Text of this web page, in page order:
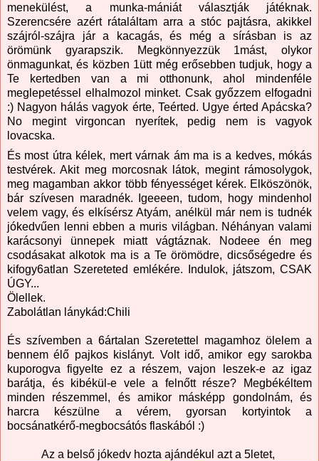
menekülést, a munka-mániát választják játéknak.
Szerencsére azért rátaláltam arra a stóc pajtásra, akikkel
szájról-szájra jár a kacagás, és még a sírásban is az
örömünk gyarapszik. Megkönnyezzük 1mást, olykor
önmagunkat, és közben 1ütt még erősebben tudjuk, hogy a
Te kertedben van a mi otthonunk, ahol mindenféle
meglepetéssel elhalmozol minket. Csak győzzem elfogadni
:) Nagyon hálás vagyok érte, Teérted. Ugye érted Apácska?
No megint virgoncan nyerítek, pedig nem is vagyok
lovacska.
És most útra kélek, mert várnak ám ma is a kedves, mókás
testvérek. Akit meg morcosnak látok, megint rámosolygok,
meg magamban akkor több fényességet kérek. Elköszönök,
bár szívesen maradnék. Igeeeen, tudom, hogy mindenhol
velem vagy, és elkísérsz Atyám, anélkül már nem is tudnék
jókedvűen lenni ebben a muris világban. Néhányan valami
karácsonyi ünnepek miatt vágtáznak. Nodeee én meg
csodásakat alkotok ma is a Te örömödre, dicsőségedre és
kifogy6atlan Szereteted emlékére. Indulok, játszom, CSAK
ÚGY...
Ölellek.
Zabolátlan lánykád:Chili
És szívemben a 6ártalan Szeretettel magamhoz ölelem a
bennem élő pajkos kislányt. Volt idő, amikor egy sarokba
kuporogva figyelte ez a részem, vajon leszek-e az igaz
barátja, és kibékül-e vele a felnőtt része? Megbékéltem
minden részemmel, és amikor másképp gondolnám, és
harcra készülne a vérem, gyorsan kortyintok a
bocsánatkérő-megbocsátós flaskából :)
Az a belső jókedv hozta ajándékul azt a 5letet,